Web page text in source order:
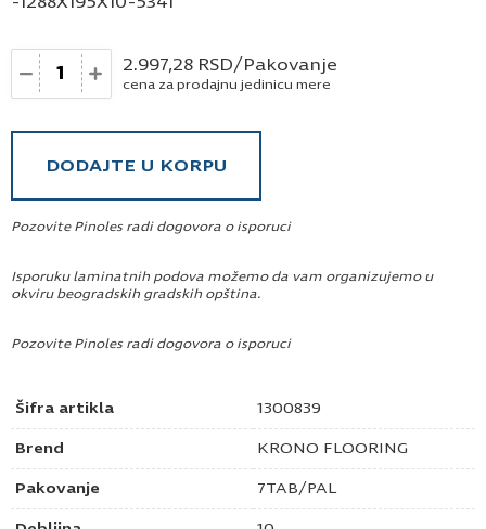
Šifra artikla 1300839
Brend KRONO FLOORING
Pakovanje 7TAB/PAL
Količina 2.997,28 RSD/Pakovanje
cena za prodajnu jedinicu mere
DODAJTE U KORPU
Pozovite Pinoles radi dogovora o isporuci
Isporuku laminatnih podova možemo da vam organizujemo u
okviru beogradskih gradskih opština.
Pozovite Pinoles radi dogovora o isporuci